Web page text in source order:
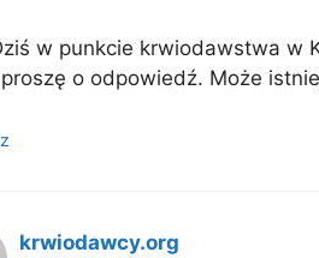
w punkcie krwiodawstwa w
o odpowiedź. Może
krwiodawcy.org